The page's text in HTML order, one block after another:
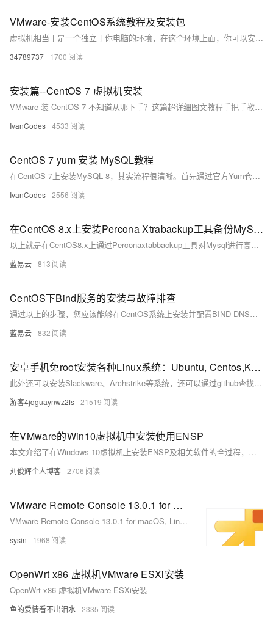
VMware-安装CentOS系统教程及安装包
虚拟机相当于是一个独立于你电脑的环境，在这个环境上面，你可以安装Linux、Windows、Ubuntu等各个类型各个版本的系统，在这个系统里面你不用担心有病读等，不用担心文件误删导致系统崩溃。 虚拟机也和正常的电脑系统是一样的，也可以开关机，不用的时候，你关机就可以了，也不会占用你的系统资源，使用起来还是比较方便 这里也有已经做好的CentOS 7系统，下载下来解压后直接用VMware打开就可以使用
34789737 1700
安装篇--CentOS 7 虚拟机安装
VMware 装 CentOS 7 不知道从哪下手？这篇超详细图文教程手把手教你在 VMware Workstation 中完成 CentOS 7 桌面系统的完整安装流程。从 ISO 镜像下载、虚拟机配置，到安装图形界面、设置用户密码，每一步都有截图讲解，适合零基础新手快速上手。装好之后无论你是要搭 Hadoop 集群，还是练 Linux ，这个环境都够你折腾一整天！
IvanCodes 4533
CentOS 7 yum 安装 MySQL教程
在CentOS 7上安装MySQL 8，其实流程很清晰。首先通过官方Yum仓库来安装服务，然后启动并设为开机自启。最重要的环节是首次安全设置：需要先从日志里找到临时密码来登录，再修改成你自己的密码，并为远程连接创建用户和授权。最后，也别忘了在服务器防火墙上放行3306端口，这样远程才能连上。
IvanCodes 2556
在CentOS 8.x上安装Percona Xtrabackup工具备份MySQL数据步骤。
以上就是在CentOS8.x上通过Perconaxtabbackup工具对Mysql进行高效率、高可靠性、无锁定影响地实现在线快速全量及增加式数据库资料保存与恢复流程。通过以上流程可以有效地将Mysql相关资料按需求完成定期或不定期地保存与灾难恢复需求。
蓝易云 813
CentOS下Bind服务的安装与故障排查
通过以上的步骤，您应该能够在CentOS系统上安装并配置BIND DNS服务，并进行基本的故障排查。
蓝易云 832
安卓手机免root安装各种Linux系统：Ubuntu, Centos,Kali等
此外还可以安装Slackware、Archstrike等系统，还可以通过github查找方法安装更多有趣的东西。 昨日小编就是通过Termux安装的Kali Linux工具包。
游客4jqguaynwz2fs 21519
在VMware的Win10虚拟机中安装使用ENSP
本文介绍了在Windows 10虚拟机上安装ENSP及相关软件的全过程，包括VirtualBox、WinPcap、Wireshark、VLC和ENSP的安装步骤，并提供图文演示，帮助用户顺利完成配置与测试。
刘俊辉个人博客 2706
VMware Remote Console 13.0.1 for macOS, Linux, Windows - vSphere 虚拟机控制台的桌面客户端
VMware Remote Console 13.0.1 for macOS, Linux, Windows - vSphere 虚拟机控制台的桌面客户端
sysin 1968
OpenWrt x86 虚拟机VMware ESXi安装
OpenWrt x86 虚拟机VMware ESXi安装
鱼的爱情看不出泪水 2335